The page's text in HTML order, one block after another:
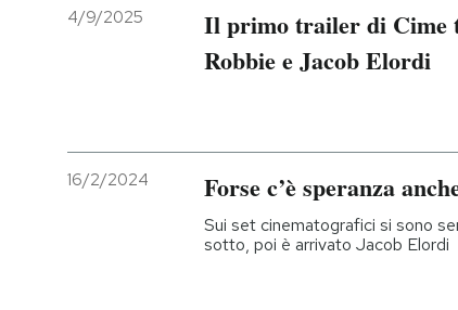
Politica
Ok Boomer!
Mondiali calcio 2026
4/9/2025
Il primo trailer di Cime
Robbie e Jacob Elordi
16/2/2024 Forse c’è speranza
Sui set cinematografici si sono
sotto, poi è arrivato Jacob Elordi